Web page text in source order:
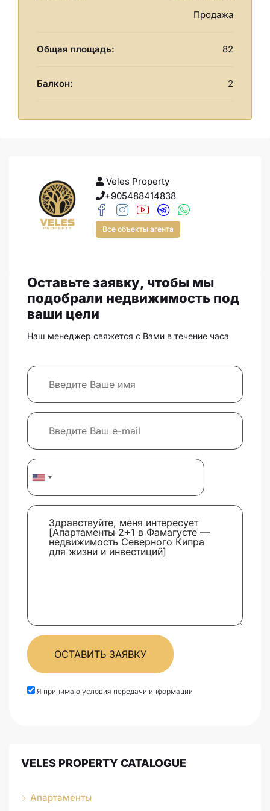
Продажа
Общая площадь: 82
Балкон: 2
Veles Property
+905488414838
Все объекты агента
Оставьте заявку, чтобы мы
подобрали недвижимость под
ваши цели
Наш менеджер свяжется с Вами в течение часа
ОСТАВИТЬ ЗАЯВКУ
Я принимаю условия передачи информации
VELES PROPERTY CATALOGUE
Апартаменты